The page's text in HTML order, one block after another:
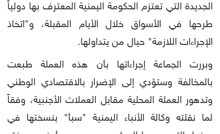
الجديدة التي تعتزم الحكومة اليمنية المعترف بها دولياً
طرحها في الأسواق خلال الأيام المقبلة، و"اتخاذ
الإجراءات اللازمة" حيال من يتداولها.
وبررت الجماعة إجراءاتها بأن هذه العملة طبعت
بالمخالفة وستؤدي إلى الإضرار بالاقتصادي الوطني
وتدهور العملة المحلية مقابل العملات الأجنبية، وفقاً
لما نقلته وكالة الأنباء اليمنية "سبأ" بنسختها في